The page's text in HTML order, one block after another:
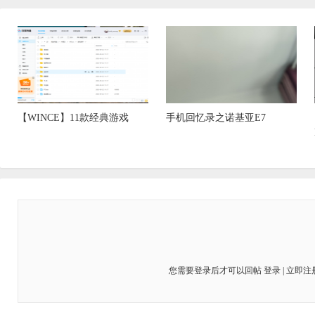
【WINCE】11款经典游戏 手机回忆录之诺基亚E7
您需要登录后才可以回帖 登录| 立即注